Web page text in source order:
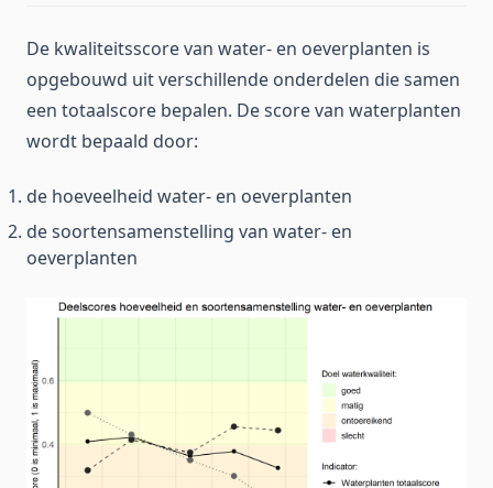
De kwaliteitsscore van water- en oeverplanten is
opgebouwd uit verschillende onderdelen die samen
een totaalscore bepalen. De score van waterplanten
wordt bepaald door:
de hoeveelheid water- en oeverplanten
de soortensamenstelling van water- en
oeverplanten